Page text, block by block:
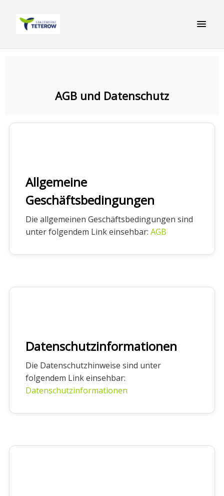
AGB und Datenschutz
Allgemeine
Geschäftsbedingungen
Die allgemeinen Geschäftsbedingungen sind
unter folgendem Link einsehbar: AGB
Datenschutzinformationen
Die Datenschutzhinweise sind unter
folgendem Link einsehbar:
Datenschutzinformationen